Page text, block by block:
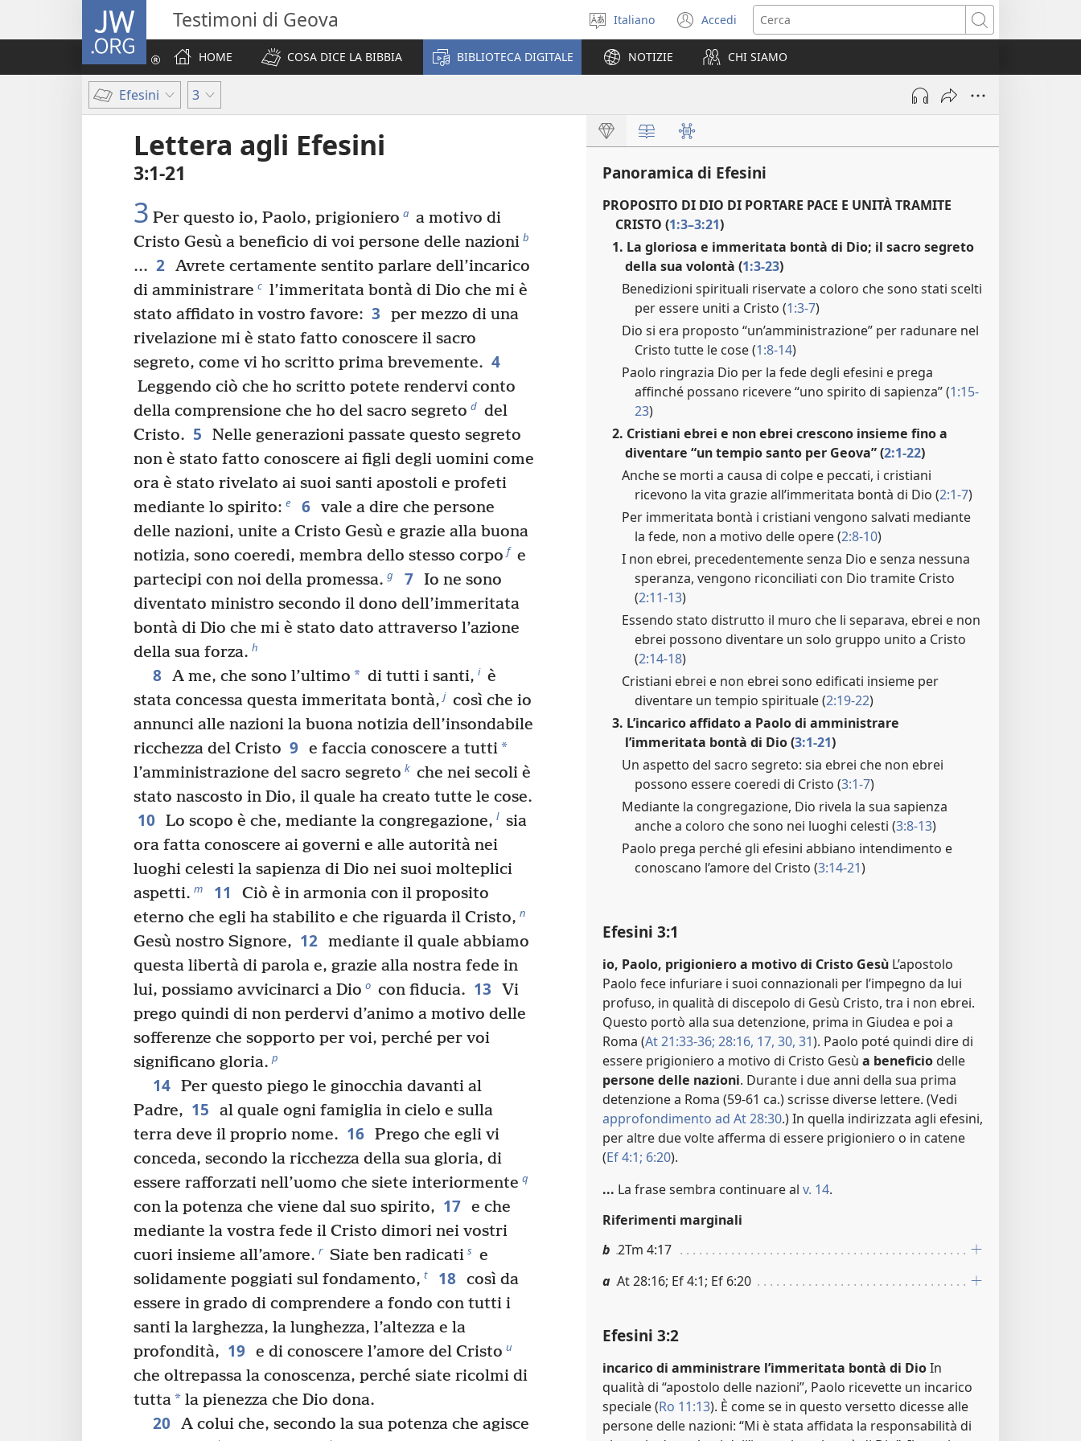
JW.ORG Testimoni di Geova
Seleziona
la
lingua
Italiano Accedi
(apre
una
nuova
finestra)
Cerca
HOME
COSA DICE LA BIBBIA BIBLIOTECA DIGITALE NOTIZIE CHI SIAMO
Efesini 3
Lettera agli Efesini
3:1-21
3 Per questo io, Paolo, prigioniero a a motivo di
Cristo Gesù a beneficio di voi persone delle nazioni b
.⁠.⁠. 2 Avrete certamente sentito parlare dell’incarico
di amministrare c l’immeritata bontà di Dio che mi è
stato affidato in vostro favore: 3
per mezzo di una
rivelazione mi è stato fatto conoscere il sacro
segreto, come vi ho scritto prima brevemente. 4
Leggendo ciò che ho scritto potete rendervi conto
della comprensione che ho del sacro segreto d del
Cristo. 5
Nelle generazioni passate questo segreto
non è stato fatto conoscere ai figli degli uomini come
ora è stato rivelato ai suoi santi apostoli e profeti
mediante lo spirito: e 6 vale a dire che persone
delle nazioni, unite a Cristo Gesù e grazie alla buona
notizia, sono coeredi, membra dello stesso corpo f e
partecipi con noi della promessa. g 7 Io ne sono
diventato ministro secondo il dono dell’immeritata
bontà di Dio che mi è stato dato attraverso l’azione
della sua forza. h
8 A me, che sono l’ultimo * di tutti i santi, i è
stata concessa questa immeritata bontà, j così che io
annunci alle nazioni la buona notizia dell’insondabile
ricchezza del Cristo 9 e faccia conoscere a tutti*
l’amministrazione del sacro segreto k che nei secoli è
stato nascosto in Dio, il quale ha creato tutte le cose.
10 Lo scopo è che, mediante la congregazione, l sia
ora fatta conoscere ai governi e alle autorità nei
luoghi celesti la sapienza di Dio nei suoi molteplici
aspetti. m 11
Ciò è in armonia con il proposito
eterno che egli ha stabilito e che riguarda il Cristo, n
Gesù nostro Signore, 12 mediante il quale abbiamo
questa libertà di parola e, grazie alla nostra fede in
lui, possiamo avvicinarci a Dio o con fiducia. 13
Vi
prego quindi di non perdervi d’animo a motivo delle
sofferenze che sopporto per voi, perché per voi
significano gloria. p
14 Per questo piego le ginocchia davanti al
Padre, 15
al quale ogni famiglia in cielo e sulla
terra deve il proprio nome. 16 Prego che egli vi
conceda, secondo la ricchezza della sua gloria, di
essere rafforzati nell’uomo che siete interiormente q
con la potenza che viene dal suo spirito, 17 e che
mediante la vostra fede il Cristo dimori nei vostri
cuori insieme all’amore. r Siate ben radicati s e
solidamente poggiati sul fondamento, t 18 così da
essere in grado di comprendere a fondo con tutti i
santi la larghezza, la lunghezza, l’altezza e la
profondità, 19 e di conoscere l’amore del Cristo u
che oltrepassa la conoscenza, perché siate ricolmi di
tutta* la pienezza che Dio dona.
20 A colui che, secondo la sua potenza che agisce
Panoramica di Efesini
PROPOSITO DI DIO DI PORTARE PACE E UNITÀ TRAMITE
CRISTO (1:3–3:21)
1. La gloriosa e immeritata bontà di Dio; il sacro segreto
della sua volontà (1:3-23)
Benedizioni spirituali riservate a coloro che sono stati scelti
per essere uniti a Cristo (1:3-7)
Dio si era proposto “un’amministrazione” per radunare nel
Cristo tutte le cose (1:8-14)
Paolo ringrazia Dio per la fede degli efesini e prega
affinché possano ricevere “uno spirito di sapienza” (1:15-
23)
2. Cristiani ebrei e non ebrei crescono insieme fino a
diventare “un tempio santo per Geova” (2:1-22)
Anche se morti a causa di colpe e peccati, i cristiani
ricevono la vita grazie all’immeritata bontà di Dio (2:1-7)
Per immeritata bontà i cristiani vengono salvati mediante
la fede, non a motivo delle opere (2:8-10)
I non ebrei, precedentemente senza Dio e senza nessuna
speranza, vengono riconciliati con Dio tramite Cristo
(2:11-13)
Essendo stato distrutto il muro che li separava, ebrei e non
ebrei possono diventare un solo gruppo unito a Cristo
(2:14-18)
Cristiani ebrei e non ebrei sono edificati insieme per
diventare un tempio spirituale (2:19-22)
3. L’incarico affidato a Paolo di amministrare
l’immeritata bontà di Dio (3:1-21)
Un aspetto del sacro segreto: sia ebrei che non ebrei
possono essere coeredi di Cristo (3:1-7)
Mediante la congregazione, Dio rivela la sua sapienza
anche a coloro che sono nei luoghi celesti (3:8-13)
Paolo prega perché gli efesini abbiano intendimento e
conoscano l’amore del Cristo (3:14-21)
Efesini 3:1
io, Paolo, prigioniero a motivo di Cristo Gesù L’apostolo
Paolo fece infuriare i suoi connazionali per l’impegno da lui
profuso, in qualità di discepolo di Gesù Cristo, tra i non ebrei.
Questo portò alla sua detenzione, prima in Giudea e poi a
Roma (At 21:33-36; 28:16, 17, 30, 31). Paolo poté quindi dire di
essere prigioniero a motivo di Cristo Gesù a beneficiodelle
persone delle nazioni. Durante i due anni della sua prima
detenzione a Roma (59-61 ca.) scrisse diverse lettere. (Vedi
approfondimento ad At 28:30.) In quella indirizzata agli efesini,
per altre due volte afferma di essere prigioniero o in catene
(Ef 4:1; 6:20).
... La frase sembra continuare al v. 14.
Riferimenti marginali
b 2Tm 4:17
a At 28:16; Ef 4:1; Ef 6:20
Efesini 3:2
incarico di amministrare l’immeritata bontà di DioIn
qualità di “apostolo delle nazioni”, Paolo ricevette un incarico
speciale (Ro 11:13). È come se in questo versetto dicesse alle
persone delle nazioni: “Mi è stata affidata la responsabilità di